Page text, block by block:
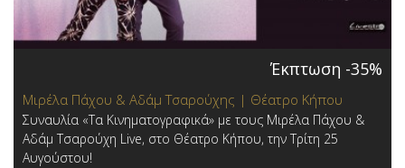
Έκπτωση -35%
Μιρέλα Πάχου & Αδάμ Τσαρούχης | Θέατρο Κήπου
Συναυλία «Τα Κινηματογραφικά» με τους Μιρέλα Πάχου &
Αδάμ Τσαρούχη Live, στο Θέατρο Κήπου, την Τρίτη 25
Αυγούστου!